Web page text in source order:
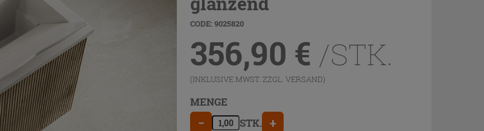
CODE: 9025820
356,90 € /STK.
(INKLUSIVE MWST. ZZGL. VERSAND)
MENGE
− STK. +